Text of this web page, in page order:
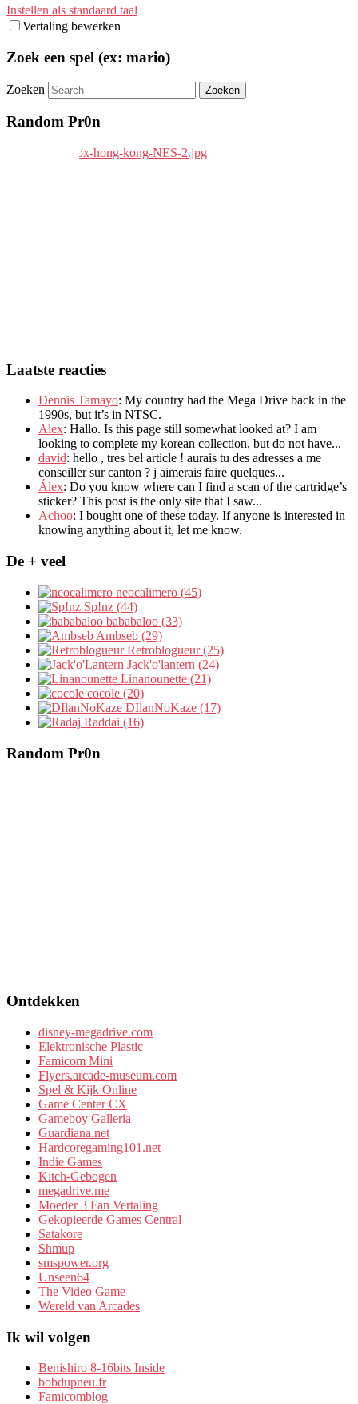
Instellen als standaard taal
Vertaling bewerken
Zoek een spel (ex: mario)
Zoeken
Random Pr0n
Laatste reacties
Dennis Tamayo: My country had the Mega Drive back in the
1990s, but it’s in NTSC.
Alex: Hallo. Is this page still somewhat looked at? I am
looking to complete my korean collection, but do not have...
david: hello , tres bel article ! aurais tu des adresses a me
conseiller sur canton ? j aimerais faire quelques...
Álex: Do you know where can I find a scan of the cartridge’s
sticker? This post is the only site that I saw...
Achoo: I bought one of these today. If anyone is interested in
knowing anything about it, let me know.
De + veel
neocalimero (45)
Sp!nz (44)
bababaloo (33)
Ambseb (29)
Retroblogueur (25)
Jack'o'lantern (24)
Linanounette (21)
cocole (20)
DIlanNoKaze (17)
Raddai (16)
Random Pr0n
Ontdekken
disney-megadrive.com
Elektronische Plastic
Famicom Mini
Flyers.arcade-museum.com
Spel & Kijk Online
Game Center CX
Gameboy Galleria
Guardiana.net
Hardcoregaming101.net
Indie Games
Kitch-Gebogen
megadrive.me
Moeder 3 Fan Vertaling
Gekopieerde Games Central
Satakore
Shmup
smspower.org
Unseen64
The Video Game
Wereld van Arcades
Ik wil volgen
Benishiro 8-16bits Inside
bobdupneu.fr
Famicomblog